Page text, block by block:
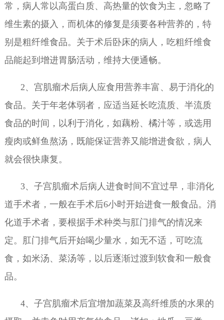
常，病人常以高蛋白质、高热量的饮食为主，忽略了
维生素的摄入，而机体的修复是须要各种营养的，特
别是粗纤维食品。关于术后卧床的病人，吃粗纤维食
品能起到增进胃肠活动，维持大便通畅。
2、宫肌瘤术后病人应食用营养丰富、易于消化的
食品。关于年老体弱者，应适当延长吃流质、半流质
食品的时间，以利于消化，如藕粉、橘汁等，或选用
瘦肉或鲜鱼熬汤，既能保证营养又能增进食欲，病人
就会很快康复。
3、子宫肌瘤术后病人进食时间不宜过早，非消化
道手术者，一般在手术后6小时开始进食一般食品。消
化道手术者，要根据手术种类与肛门排气的情况来
定。肛门排气后开始喝少量水，如无不适，可吃流
食，如米汤、菜汤等，以后逐渐过渡到软食和一般食
品。
4、子宫肌瘤术后宜增加蔬菜及高纤维质的水果的